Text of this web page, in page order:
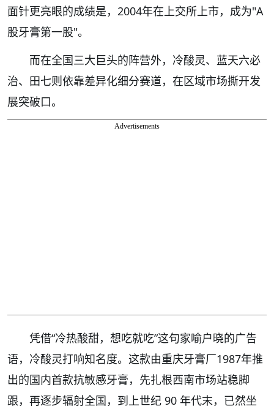
面针更亮眼的成绩是，2004年在上交所上市，成为"A
股牙膏第一股"。
而在全国三大巨头的阵营外，冷酸灵、蓝天六必
治、田七则依靠差异化细分赛道，在区域市场撕开发
展突破口。
Advertisements
凭借“冷热酸甜，想吃就吃”这句家喻户晓的广告
语，冷酸灵打响知名度。这款由重庆牙膏厂1987年推
出的国内首款抗敏感牙膏，先扎根西南市场站稳脚
跟，再逐步辐射全国，到上世纪 90 年代末，已然坐